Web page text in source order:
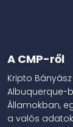
A CMP-ről
Kripto
Albuquerque-
Államokban,
a valós